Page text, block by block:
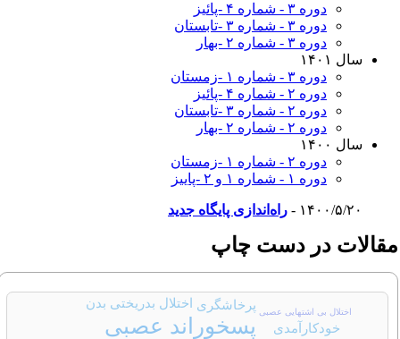
دوره ۳ - شماره ۴ -پائیز
دوره ۳ - شماره ۳ -تابستان
دوره ۳ - شماره ۲ -بهار
سال ۱۴۰۱
دوره ۳ - شماره ۱ -زمستان
دوره ۲ - شماره ۴ -پائیز
دوره ۲ - شماره ۳ -تابستان
دوره ۲ - شماره ۲ -بهار
سال ۱۴۰۰
دوره ۲ - شماره ۱ -زمستان
دوره ۱ - شماره ۱ و ۲ -پاییز
۱۴۰۰/۵/۲۰ - راه‌اندازی پایگاه جدید
در دست چاپ
پسخوراند عصبی
اختلال بدریختی بدن
خودکارآمدی
پرخاشگری اختلال بی اشتهایی عصبی